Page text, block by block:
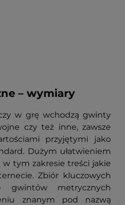
– wymiary
w grę wchodzą gwinty
czy też inne, zawsze
przyjętymi jako
Dużym ułatwieniem
tym zakresie treści jakie
Zbiór kluczowych
gwintów metrycznych
znanym pod nazwą